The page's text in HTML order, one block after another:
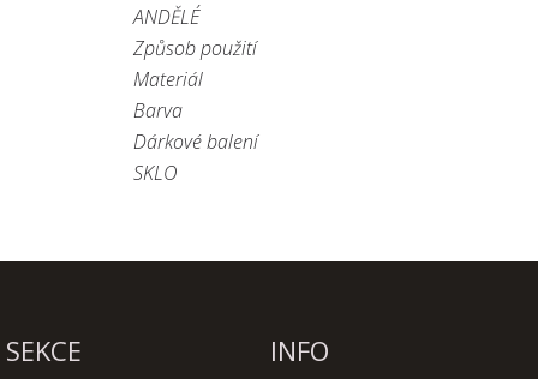
ANDĚLÉ
Způsob použití
Materiál
Barva
Dárkové balení
SKLO
SEKCE INFO